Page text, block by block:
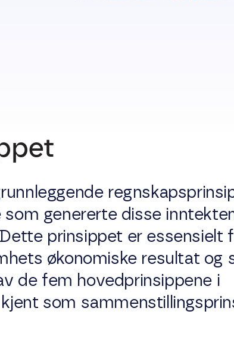
genererte disse
prinsippet er essensielt
økonomiske resultat og
de fem hovedprinsippene i
som